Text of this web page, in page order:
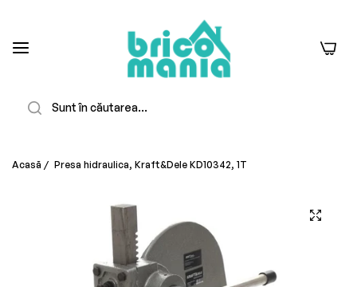
0
Acasă / Presa hidraulica, Kraft&Dele KD10342, 1T